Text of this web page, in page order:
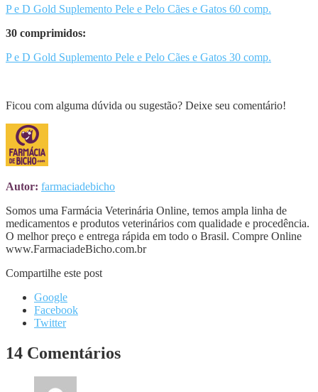
P e D Gold Suplemento Pele e Pelo Cães e Gatos 60 comp.
30 comprimidos:
P e D Gold Suplemento Pele e Pelo Cães e Gatos 30 comp.
Ficou com alguma dúvida ou sugestão? Deixe seu comentário!
Autor: farmaciadebicho
Somos uma Farmácia Veterinária Online, temos ampla linha de
medicamentos e produtos veterinários com qualidade e procedência.
O melhor preço e entrega rápida em todo o Brasil. Compre Online
www.FarmaciadeBicho.com.br
Compartilhe este post
Google
Facebook
Twitter
14 Comentários